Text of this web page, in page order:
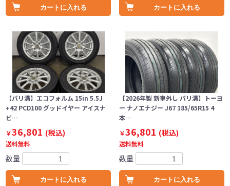
カートに入れる カートに入れる
【バリ溝】エコフォルム 15in 5.5J
+42 PCD100 グッドイヤー アイスナ
ビ…
￥36,801 (税込)
送料無料
数量
カートに入れる
【2026年製 新車外し バリ溝】トーヨ
ー ナノエナジー J67 185/65R15 4
本…
￥36,801 (税込)
送料無料
数量
カートに入れる